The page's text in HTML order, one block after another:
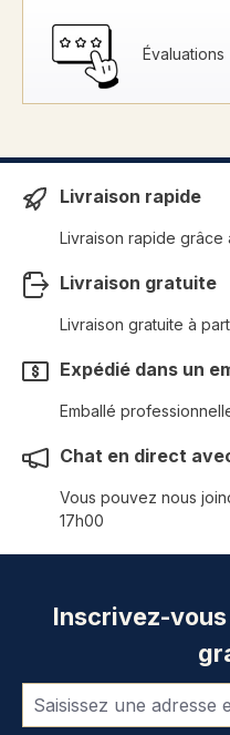
Évaluations
Livraison rapide
Livraison rapide
Livraison gratuite
Livraison gratuite à
Expédié dans un
Emballé
Chat en direct
Vous pouvez nous
17h00
Inscrivez-